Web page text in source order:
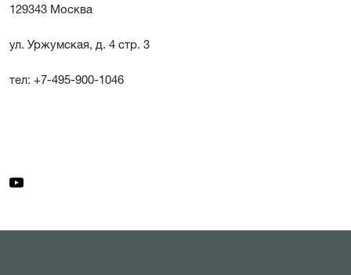
129343 Москва
ул. Уржумская, д. 4 стр. 3
тел: +7-495-900-1046